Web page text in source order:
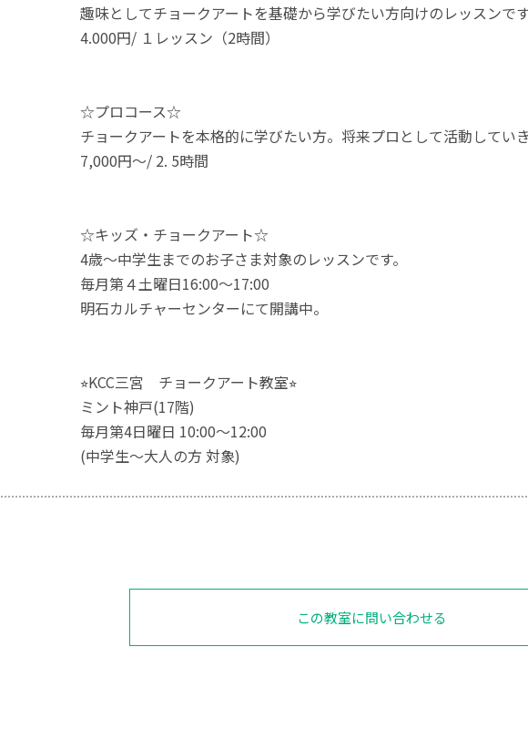
趣味としてチョークアートを基礎から学びたい方向けのレッスンです
4.000円/ １レッスン（2時間）
☆プロコース☆
チョークアートを本格的に学びたい方。将来プロとして活動してい
7,000円～/ 2. 5時間
☆キッズ・チョークアート☆
4歳～中学生までのお子さま対象のレッスンです。
毎月第４土曜日16:00～17:00
明石カルチャーセンターにて開講中。
⭐︎KCC三宮 チョークアート教室⭐︎
ミント神戸(17階)
毎月第4日曜日 10:00〜12:00
(中学生〜大人の方 対象)
この教室に問い合わせる